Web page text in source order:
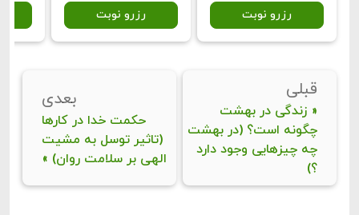
رزرو نوبت رزرو نوبت
قبلی
« زندگی در بهشت
چگونه است؟ (در بهشت
چه چیزهایی وجود دارد
؟)
بعدی
حکمت خدا در کارها
(تاثیر توسل به مشیت
الهی بر سلامت روان) »